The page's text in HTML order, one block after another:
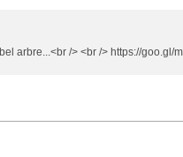
arbre...<br /> <br /> https://goo.gl/